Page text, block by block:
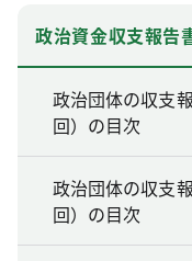
政治資金収支報告
政治団体の収支
回）の目次
政治団体の収支
回）の目次